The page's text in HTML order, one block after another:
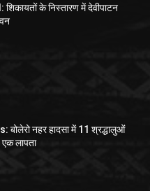
के निस्तारण में देवीपाटन
बोलेरो नहर हादसा में 11 श्रद्धालुओं
एक लापता